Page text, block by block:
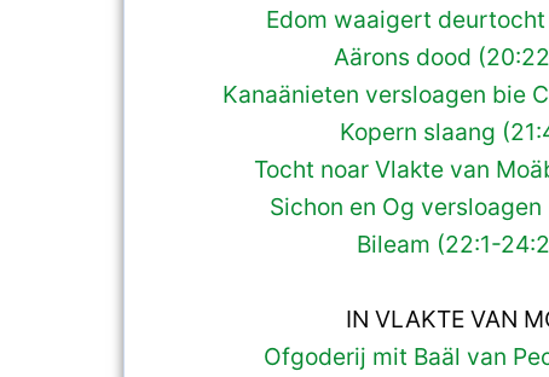
Edom waaigert deurtocht
Aärons dood
Kanaänieten versloagen bie
Kopern slaang
Tocht noar Vlakte van
Sichon en Og versloagen
Bileam (22:1-
IN VLAKTE VAN
Ofgoderij mit Baäl van